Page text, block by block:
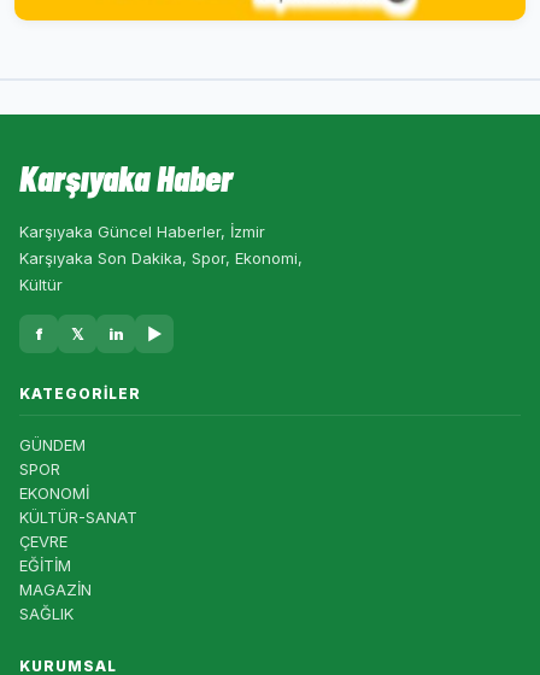
Karşıyaka Haber
Karşıyaka Güncel Haberler, İzmir
Karşıyaka Son Dakika, Spor, Ekonomi,
Kültür
f 𝕏 in ▶
KATEGORILER
GÜNDEM
SPOR
EKONOMİ
KÜLTÜR-SANAT
ÇEVRE
EĞİTİM
MAGAZİN
SAĞLIK
KURUMSAL